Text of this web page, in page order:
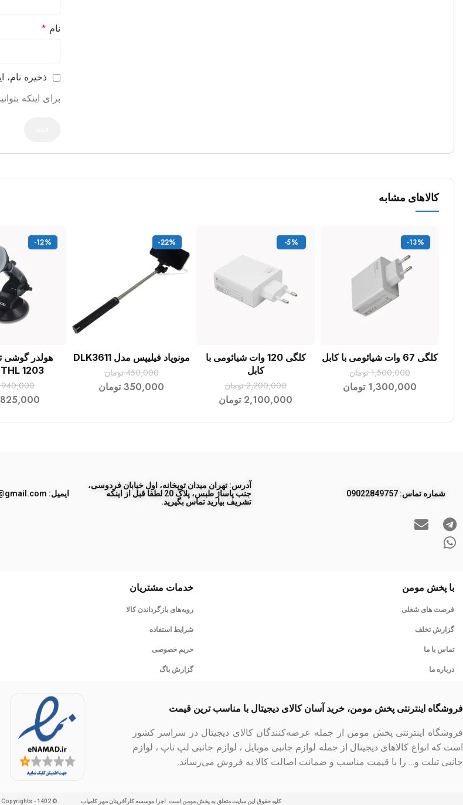
نام *
ذخیره
برای اینکه
کالاهای مشابه
-13%
افزودن به سبد خرید کلگی 67 وات شیائومی با کابل
1,500,000 تومان
1,300,000 تومان
-5%
افزودن به سبد خرید
کلگی 120 وات شیائومی با
کابل
2,200,000 تومان
2,100,000 تومان
-22%
افزودن به سبد خرید
مونوپاد فیلیپس مدل DLK3611
450,000 تومان
350,000 تومان
-12%
افزودن به
هولدر گوشی
1203
940,000
825,000
ﺷﻤﺎره ﺗﻤﺎس: 09022849757
آدرس: تهران میدان توپخانه، اول خیابان فردوسی،
جنب پاساژ طبس، پلاک 20 لطفا قبل از اینکه
تشریف بیارید تماس بگیرید.
ایمیل: momenpakhsh1@gmail.com
با پخش مومن
فرصت های شغلی
گزارش تخلف
تماس با ما
درباره ما
خدمات مشتریان
رویه‌های بازگرداندن کالا
شرایط استفاده
حریم خصوصی
گزارش باگ
فروشگاه اینترنتی پخش مومن، خرید آسان کالای دیجیتال با مناسب ترین قیمت
فروشگاه اینترنتی پخش مومن از جمله عرضه‌کنندگان کالای دیجیتال در سراسر کشور
است که انواع کالاهای دیجیتال از جمله لوازم جانبی موبایل ، لوازم جانبی لپ تاپ ، لوازم
جانبی تبلت و… را با قیمت مناسب و ضمانت اصالت کالا به فروش می‌رساند.
کلیه حقوق این سایت متعلق به پخش مومن است. اجرا موسسه کارآفرینان مهر کامیاب © Copyrights - 1402